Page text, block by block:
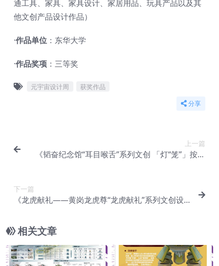
通工具、家具、家具设计、家居用品、玩具产品以及其
他文创产品设计作品）
·作品单位 ：东华大学
·作品奖项 ：三等奖
元宇宙设计周 获奖作品
分享
上一篇
《韬奋纪念馆“耳目喉舌”系列文创 「灯“笼”」按压
下一篇
《龙虎献礼——黄岗龙虎尊“龙虎献礼”系列文创设
相关文章